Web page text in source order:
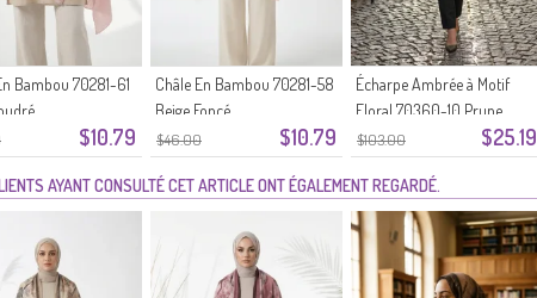
$10.79
Bambou 70281-61
$46.00 $10.79
Châle En Bambou 70281-58
Beige Foncé
$103.00 $25.19
Écharpe Ambrée à Motif
Floral 70360-10 Prune
AYANT CONSULTÉ CET ARTICLE ONT ÉGALEMENT REGARDÉ.